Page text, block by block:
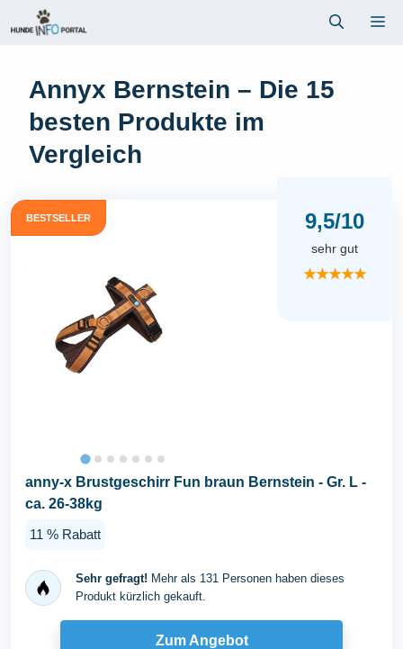
Inhalt
Annyx Bernstein – Die 15
besten Produkte im
Vergleich
BESTSELLER 9,5/10
sehr gut
★★★★★
anny-x Brustgeschirr Fun braun Bernstein - Gr. L -
ca. 26-38kg
11 % Rabatt
Sehr gefragt! Mehr als 131 Personen haben dieses
Produkt kürzlich gekauft.
Zum Angebot